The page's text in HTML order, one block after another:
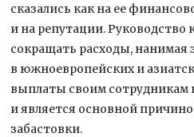
сказались как на ее
и на репутации. Руководство
сокращать расходы, нанимая
в южноевропейских и
выплаты своим сотрудникам
и является основной
забастовки.